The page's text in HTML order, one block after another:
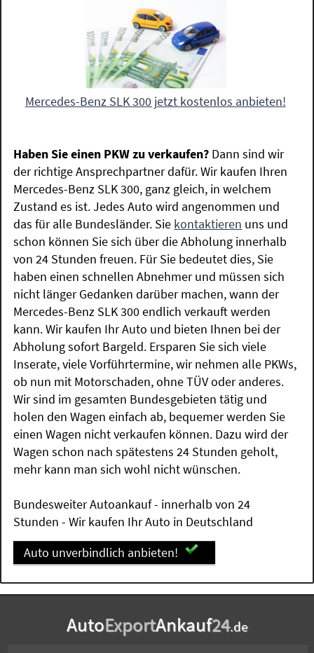
Mercedes-Benz SLK 300 jetzt kostenlos anbieten!
Haben Sie einen PKW zu verkaufen? Dann sind wir
der richtige Ansprechpartner dafür. Wir kaufen Ihren
Mercedes-Benz SLK 300, ganz gleich, in welchem
Zustand es ist. Jedes Auto wird angenommen und
das für alle Bundesländer. Sie kontaktieren uns und
schon können Sie sich über die Abholung innerhalb
von 24 Stunden freuen. Für Sie bedeutet dies, Sie
haben einen schnellen Abnehmer und müssen sich
nicht länger Gedanken darüber machen, wann der
Mercedes-Benz SLK 300 endlich verkauft werden
kann. Wir kaufen Ihr Auto und bieten Ihnen bei der
Abholung sofort Bargeld. Ersparen Sie sich viele
Inserate, viele Vorführtermine, wir nehmen alle PKWs,
ob nun mit Motorschaden, ohne TÜV oder anderes.
Wir sind im gesamten Bundesgebieten tätig und
holen den Wagen einfach ab, bequemer werden Sie
einen Wagen nicht verkaufen können. Dazu wird der
Wagen schon nach spätestens 24 Stunden geholt,
mehr kann man sich wohl nicht wünschen.
Bundesweiter Autoankauf - innerhalb von 24
Stunden - Wir kaufen Ihr Auto in Deutschland
Auto unverbindlich anbieten!
AutoExportAnkauf24.de